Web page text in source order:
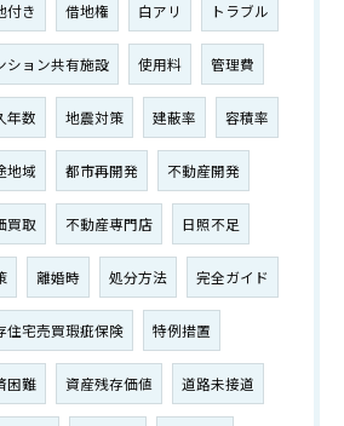
付き 借地権 白アリ トラブル
ション共有施設 使用料 管理費
年数 地震対策 建蔽率 容積率
地域 都市再開発 不動産開発
買取 不動産専門店 日照不足
離婚時 処分方法 完全ガイド
住宅売買瑕疵保険 特例措置
困難 資産残存価値 道路未接道